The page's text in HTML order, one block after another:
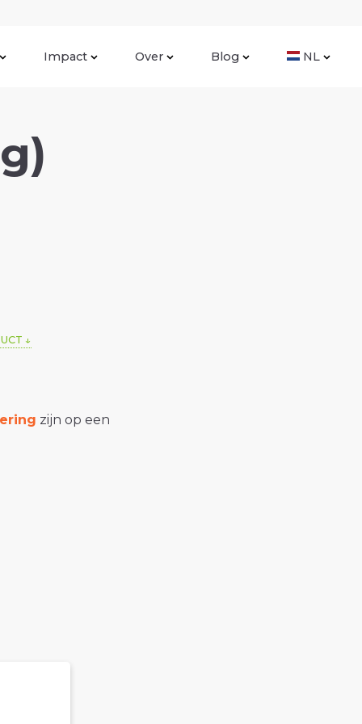
Impact Over Blog NL
zijn op een